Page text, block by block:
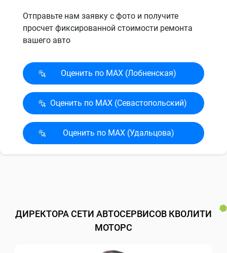
Отправьте нам заявку с фото и получите
просчет фиксированной стоимости ремонта
вашего авто
Оценить по MAX (Лобненская)
Оценить по MAX (Севасто­польский)
Оценить по MAX (Удальцова)
ДИРЕКТОРА СЕТИ АВТОСЕРВИСОВ КВОЛИТИ
МОТОРС